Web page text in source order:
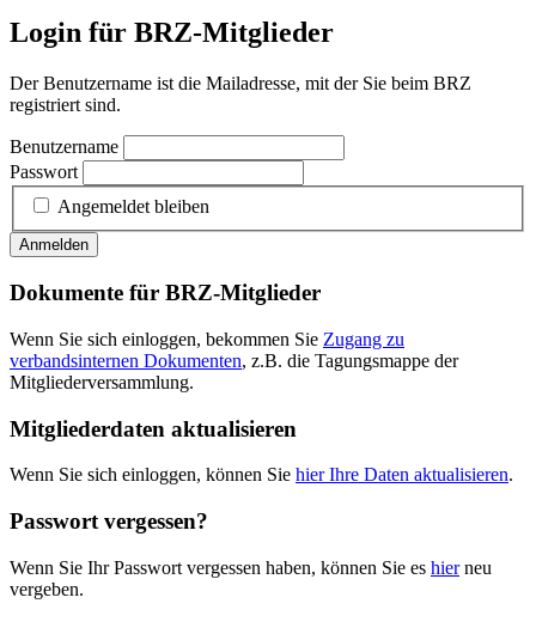
Login für BRZ-Mitglieder
Der Benutzername ist die Mailadresse, mit der Sie beim BRZ
registriert sind.
Benutzername
Passwort
Angemeldet bleiben
Anmelden
Dokumente für BRZ-Mitglieder
Wenn Sie sich einloggen, bekommen Sie Zugang zu
verbandsinternen Dokumenten, z.B. die Tagungsmappe der
Mitgliederversammlung.
Mitgliederdaten aktualisieren
Wenn Sie sich einloggen, können Sie hier Ihre Daten aktualisieren.
Passwort vergessen?
Wenn Sie Ihr Passwort vergessen haben, können Sie es hierneu
vergeben.